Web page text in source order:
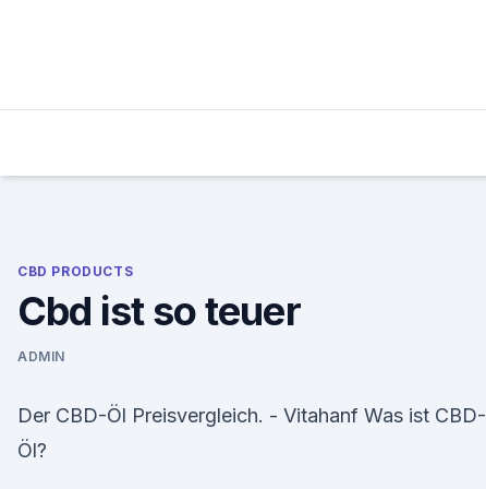
CBD PRODUCTS
Cbd ist so teuer
ADMIN
Der CBD-Öl Preisvergleich. - Vitahanf Was ist CBD-
Öl?